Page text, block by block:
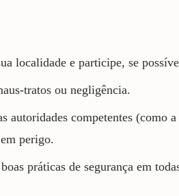
localidade e participe, se
tratos ou negligência.
autoridades competentes (como
perigo.
práticas de segurança em